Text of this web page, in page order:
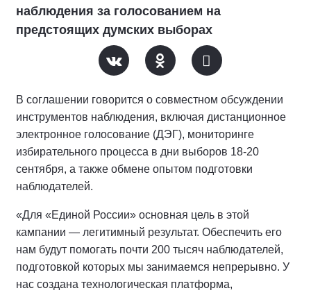
наблюдения за голосованием на
предстоящих думских выборах
В соглашении говорится о совместном обсуждении
инструментов наблюдения, включая дистанционное
электронное голосование (ДЭГ), мониторинге
избирательного процесса в дни выборов 18-20
сентября, а также обмене опытом подготовки
наблюдателей.
«Для «Единой России» основная цель в этой
кампании — легитимный результат. Обеспечить его
нам будут помогать почти 200 тысяч наблюдателей,
подготовкой которых мы занимаемся непрерывно. У
нас создана технологическая платформа,